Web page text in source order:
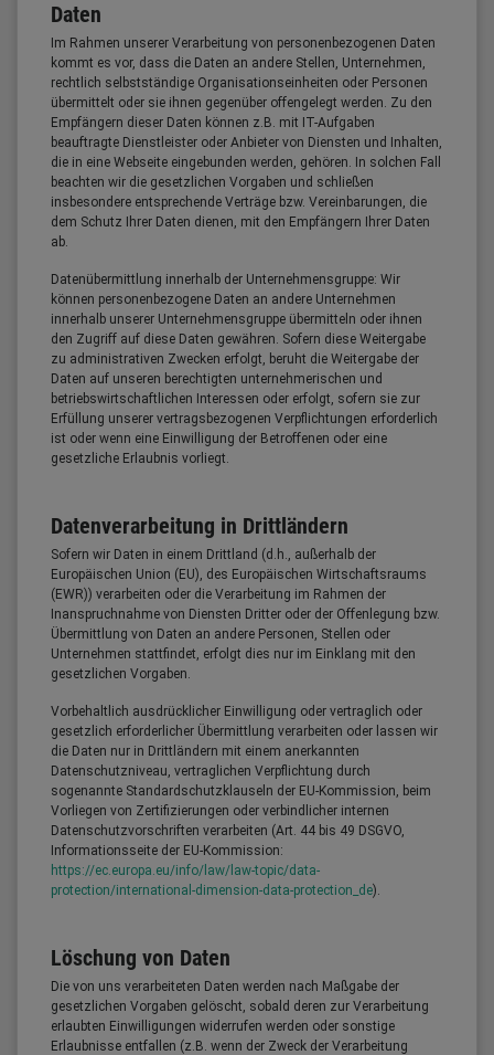
Daten
Im Rahmen unserer Verarbeitung von personenbezogenen Daten
kommt es vor, dass die Daten an andere Stellen, Unternehmen,
rechtlich selbstständige Organisationseinheiten oder Personen
übermittelt oder sie ihnen gegenüber offengelegt werden. Zu den
Empfängern dieser Daten können z.B. mit IT-Aufgaben
beauftragte Dienstleister oder Anbieter von Diensten und Inhalten,
die in eine Webseite eingebunden werden, gehören. In solchen Fall
beachten wir die gesetzlichen Vorgaben und schließen
insbesondere entsprechende Verträge bzw. Vereinbarungen, die
dem Schutz Ihrer Daten dienen, mit den Empfängern Ihrer Daten
ab.
Datenübermittlung innerhalb der Unternehmensgruppe: Wir
können personenbezogene Daten an andere Unternehmen
innerhalb unserer Unternehmensgruppe übermitteln oder ihnen
den Zugriff auf diese Daten gewähren. Sofern diese Weitergabe
zu administrativen Zwecken erfolgt, beruht die Weitergabe der
Daten auf unseren berechtigten unternehmerischen und
betriebswirtschaftlichen Interessen oder erfolgt, sofern sie zur
Erfüllung unserer vertragsbezogenen Verpflichtungen erforderlich
ist oder wenn eine Einwilligung der Betroffenen oder eine
gesetzliche Erlaubnis vorliegt.
Datenverarbeitung in Drittländern
Sofern wir Daten in einem Drittland (d.h., außerhalb der
Europäischen Union (EU), des Europäischen Wirtschaftsraums
(EWR)) verarbeiten oder die Verarbeitung im Rahmen der
Inanspruchnahme von Diensten Dritter oder der Offenlegung bzw.
Übermittlung von Daten an andere Personen, Stellen oder
Unternehmen stattfindet, erfolgt dies nur im Einklang mit den
gesetzlichen Vorgaben.
Vorbehaltlich ausdrücklicher Einwilligung oder vertraglich oder
gesetzlich erforderlicher Übermittlung verarbeiten oder lassen wir
die Daten nur in Drittländern mit einem anerkannten
Datenschutzniveau, vertraglichen Verpflichtung durch
sogenannte Standardschutzklauseln der EU-Kommission, beim
Vorliegen von Zertifizierungen oder verbindlicher internen
Datenschutzvorschriften verarbeiten (Art. 44 bis 49 DSGVO,
Informationsseite der EU-Kommission:
https://ec.europa.eu/info/law/law-topic/data-
protection/international-dimension-data-protection_de).
Löschung von Daten
Die von uns verarbeiteten Daten werden nach Maßgabe der
gesetzlichen Vorgaben gelöscht, sobald deren zur Verarbeitung
erlaubten Einwilligungen widerrufen werden oder sonstige
Erlaubnisse entfallen (z.B. wenn der Zweck der Verarbeitung